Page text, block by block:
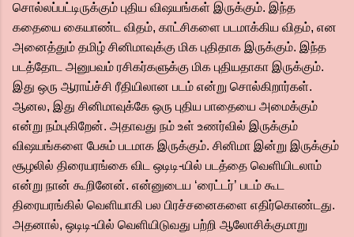
சொல்லப்பட்டிருக்கும் புதிய விஷயங்கள் இருக்கும். இந்த
கதையை கையாண்ட விதம், காட்சிகளை படமாக்கிய விதம், என
அனைத்தும் தமிழ் சினிமாவுக்கு மிக புதிதாக இருக்கும். இந்த
படத்தோட அனுபவம் ரசிகர்களுக்கு மிக புதியதாகா இருக்கும்.
இது ஒரு ஆராய்ச்சி ரீதியிலான படம் என்று சொல்கிறார்கள்.
ஆனல, இது சினிமாவுக்கே ஒரு புதிய பாதையை அமைக்கும்
என்று நம்புகிறேன். அதாவது நம் உள் உணர்வில் இருக்கும்
விஷயங்களை பேசும் படமாக இருக்கும். சினிமா இன்று இருக்கும்
சூழலில் திரையரங்கை விட ஒடிடி-யில் படத்தை வெளியிடலாம்
என்று நான் கூறினேன். என்னுடைய ‘ரைட்டர்’ படம் கூட
திரையரங்கில் வெளியாகி பல பிரச்சனைகளை எதிர்கொண்டது.
அதனால், ஒடிடி-யில் வெளியிடுவது பற்றி ஆலோசிக்குமாறு